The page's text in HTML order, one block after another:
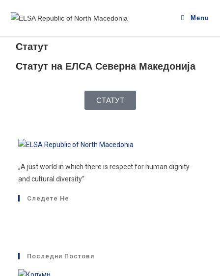
Menu
Статут
Статут на ЕЛСА Северна Македонија
СТАТУТ
„A just world in which there is respect for human dignity
and cultural diversity“
Следете Не
Последни Постови